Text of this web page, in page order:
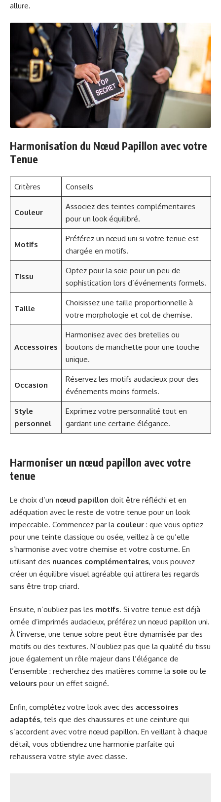
allure.
Harmonisation du Nœud Papillon avec votre
Tenue
Critères Conseils
Couleur
Associez des teintes complémentaires
pour un look équilibré.
Motifs
Préférez un nœud uni si votre tenue est
chargée en motifs.
Tissu
Optez pour la soie pour un peu de
sophistication lors d’événements formels.
Taille
Choisissez une taille proportionnelle à
votre morphologie et col de chemise.
Accessoires
Harmonisez avec des bretelles ou
boutons de manchette pour une touche
unique.
Occasion
Réservez les motifs audacieux pour des
événements moins formels.
Style
personnel
Exprimez votre personnalité tout en
gardant une certaine élégance.
Harmoniser un nœud papillon avec votre
tenue
Le choix d’un nœud papillon doit être réfléchi et en
adéquation avec le reste de votre tenue pour un look
impeccable. Commencez par la couleur : que vous optiez
pour une teinte classique ou osée, veillez à ce qu’elle
s’harmonise avec votre chemise et votre costume. En
utilisant des nuances complémentaires, vous pouvez
créer un équilibre visuel agréable qui attirera les regards
sans être trop criard.
Ensuite, n’oubliez pas les motifs. Si votre tenue est déjà
ornée d’imprimés audacieux, préférez un nœud papillon uni.
À l’inverse, une tenue sobre peut être dynamisée par des
motifs ou des textures. N’oubliez pas que la qualité du tissu
joue également un rôle majeur dans l’élégance de
l’ensemble : recherchez des matières comme la soie ou le
velours pour un effet soigné.
Enfin, complétez votre look avec des accessoires
adaptés, tels que des chaussures et une ceinture qui
s’accordent avec votre nœud papillon. En veillant à chaque
détail, vous obtiendrez une harmonie parfaite qui
rehaussera votre style avec classe.